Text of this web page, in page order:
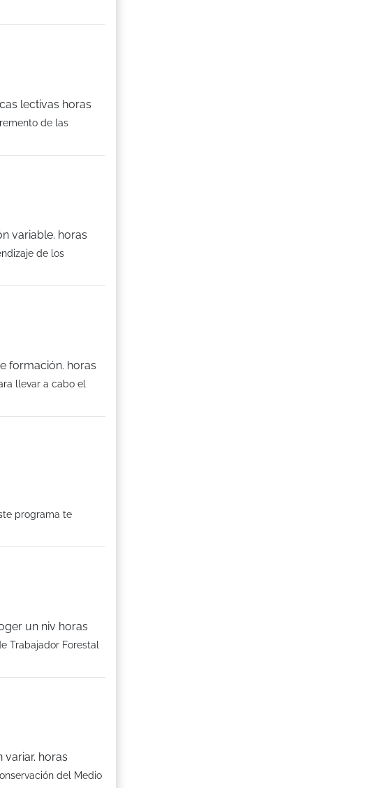
lectivas horas
de las
variable. horas
de los
formación. horas
llevar a cabo el
programa te
un niv horas
Trabajador Forestal
horas
del Medio